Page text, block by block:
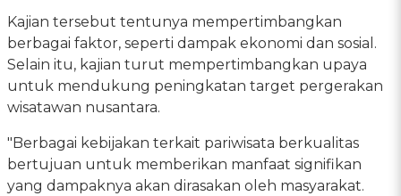
Kajian tersebut tentunya mempertimbangkan
berbagai faktor, seperti dampak ekonomi dan sosial.
Selain itu, kajian turut mempertimbangkan upaya
untuk mendukung peningkatan target pergerakan
wisatawan nusantara.
"Berbagai kebijakan terkait pariwisata berkualitas
bertujuan untuk memberikan manfaat signifikan
yang dampaknya akan dirasakan oleh masyarakat.